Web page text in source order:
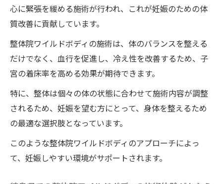
徳島県の整体院ワイルドボディが提供する子宮
の冷え改善と生活習慣の見直し
徳島県の整体院ワイルドボディの施術で生
活習慣を見直す
整体院ワイルドボディの施術で体質改善と
生活習慣と冷え性の関係を整体院ワイルド
ボディで理解する
整体院ワイルドボディの施術による健康的
な生活習慣の提案
心に緊張を緩める施術が行われ、これが妊娠のための体
質改善に貢献しています。
整体院ワイルドボディの施術は、体のバランスを整える
だけでなく、血行を促進し、冷え性を改善するため、子
宮の着床率を高める効果が期待できます。
特に、整体は個々の体の状態に合わせて施術内容が調整
されるため、妊娠を望む方にとって、身体を整えるため
の最適な選択肢となっています。
このような整体院ワイルドボディのアプローチによっ
て、妊娠しやすい環境がサポートされます。